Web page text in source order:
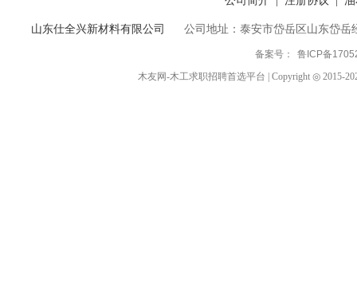
山东仕全兴新材料有限公司 公司地址：泰安市岱岳区山东岱岳
备案号：
鲁ICP备
木友网-木工求职招聘首选平台 | Copyright ◎ 2015-